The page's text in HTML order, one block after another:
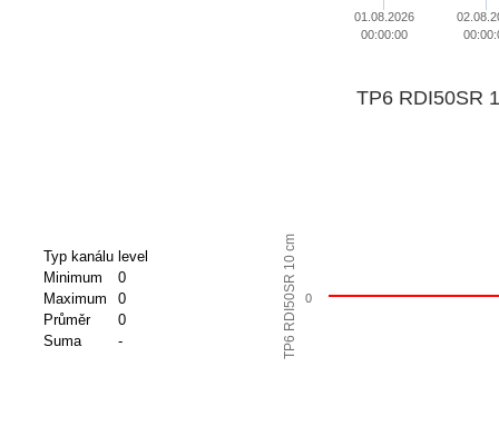
01.08.2026
00:00:00
Typ kanálu level
Minimum
0
Maximum
0
Průměr
0
Suma
- TP6 RDI50SR 10 cm
TP6 RDI50SR
0